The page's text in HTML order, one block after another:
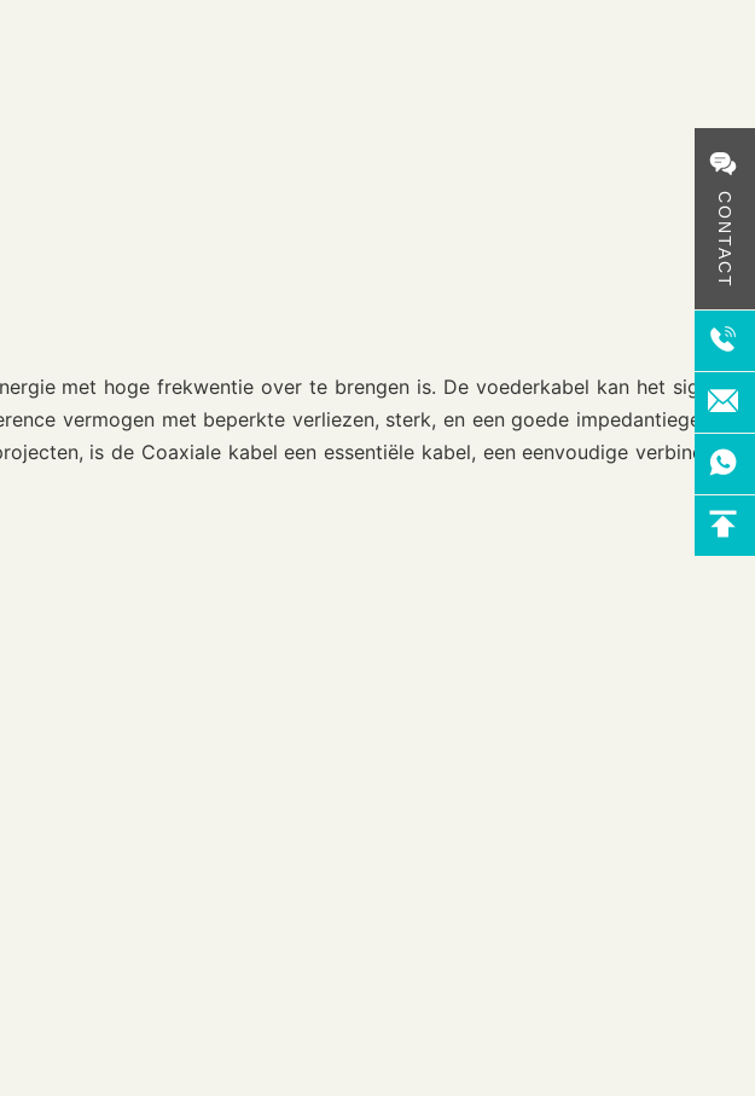
CONTACT
met hoge frekwentie over te brengen is. De voederkabel kan het signaal
vermogen met beperkte verliezen, sterk, en een goede impedantiegelijke
is de Coaxiale kabel een essentiële kabel, een eenvoudige verbinding,